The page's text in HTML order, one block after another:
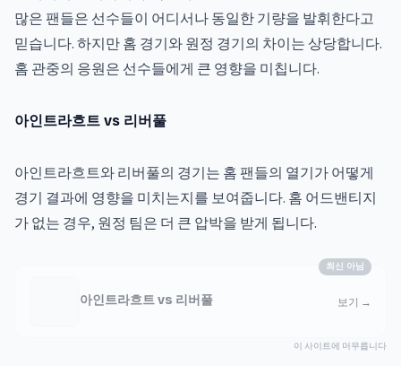
많은 팬들은 선수들이 어디서나 동일한 기량을 발휘한다고
믿습니다. 하지만 홈 경기와 원정 경기의 차이는 상당합니다.
홈 관중의 응원은 선수들에게 큰 영향을 미칩니다.
아인트라흐트 vs 리버풀
아인트라흐트와 리버풀의 경기는 홈 팬들의 열기가 어떻게
경기 결과에 영향을 미치는지를 보여줍니다. 홈 어드밴티지
가 없는 경우, 원정 팀은 더 큰 압박을 받게 됩니다.
최신 아님
아인트라흐트 vs 리버풀 보기 →
이 사이트에 머무릅니다